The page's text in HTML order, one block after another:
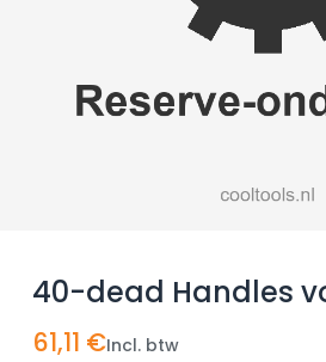
40-dead Handles
61,11 €Incl. btw